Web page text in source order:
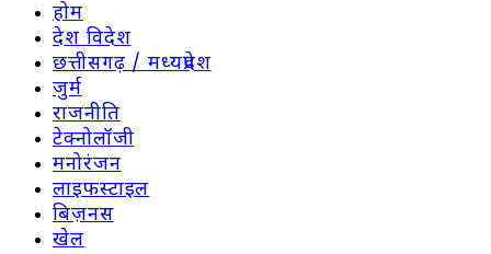
होम
देश विदेश
छत्तीसगढ़ / मध्यप्रदेश
जुर्म
राजनीति
टेक्नोलॉजी
मनोरंजन
लाइफस्टाइल
बिज़नस
खेल